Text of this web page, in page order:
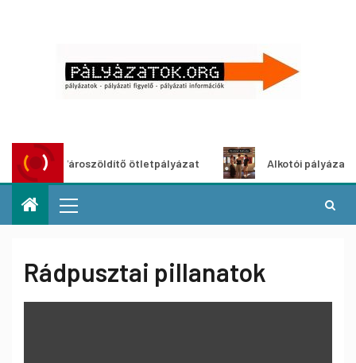
Városzöldítő ötletpályázat Alkotói pályázat
Rádpusztai pillanatok